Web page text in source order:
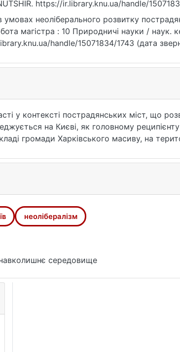
https://ir.library.knu.ua/handle/
неоліберального розвитку
магістра : 10 Природничі науки / наук.
handle/15071834/1743 (дата
у контексті пострадянських міст, що
на Києві, як головному
громади Харківського масиву, на
забудови озера Вирлиця.
активнішого залучення жителів
неолібералізм
середовище